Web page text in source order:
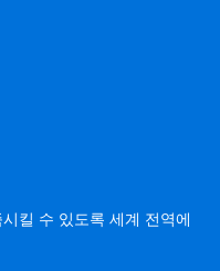
킬 수 있도록 세계 전역에